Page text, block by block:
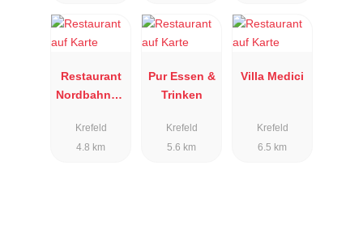
Restaurant
Nordbahnho
Krefeld
4.8 km
Pur Essen &
Trinken
Krefeld
5.6 km
Villa Medici
Krefeld
6.5 km